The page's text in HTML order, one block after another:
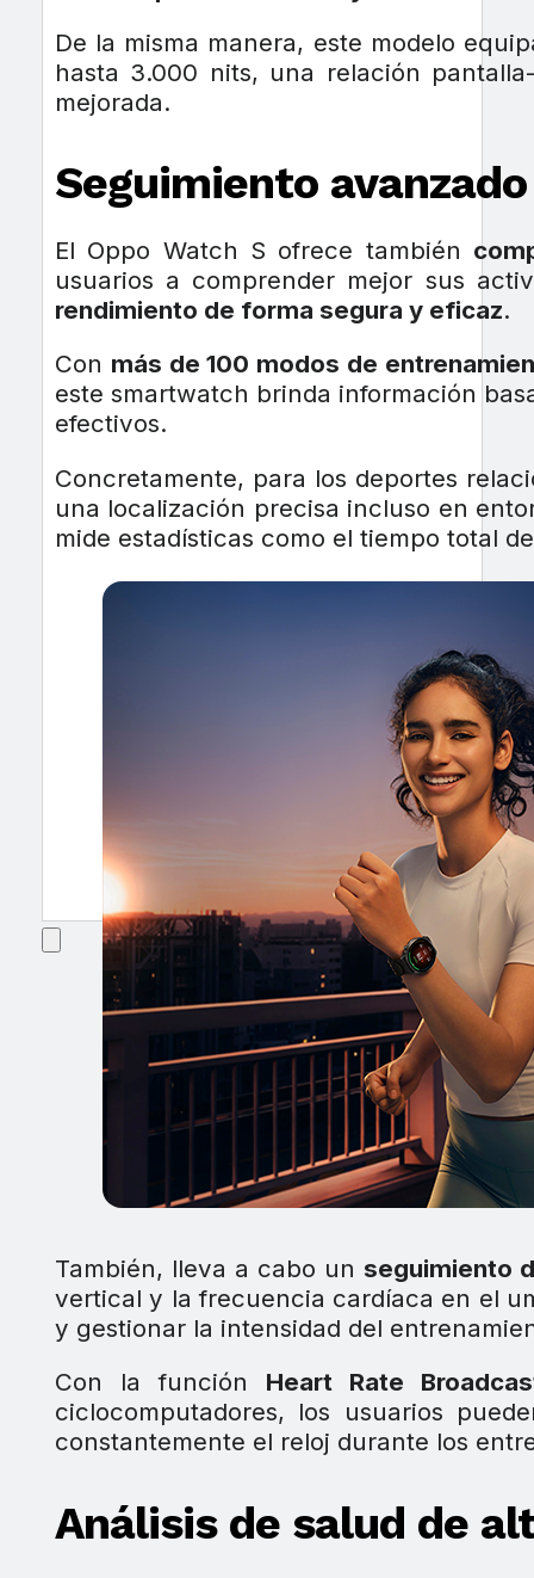
De la misma manera, este modelo
hasta 3.000 nits, una relación
mejorada.
Seguimiento
El Oppo Watch S ofrece también
usuarios a comprender mejor sus
rendimiento de forma segura y eficaz.
Con más de 100 modos de
este smartwatch brinda información
efectivos.
Concretamente, para los deportes
una localización precisa incluso en
mide estadísticas como el tiempo total
También, lleva a cabo un seguimiento
vertical y la frecuencia cardíaca en el
y gestionar la intensidad del
Con la función Heart Rate
ciclocomputadores, los usuarios
constantemente el reloj durante los
Análisis de salud de